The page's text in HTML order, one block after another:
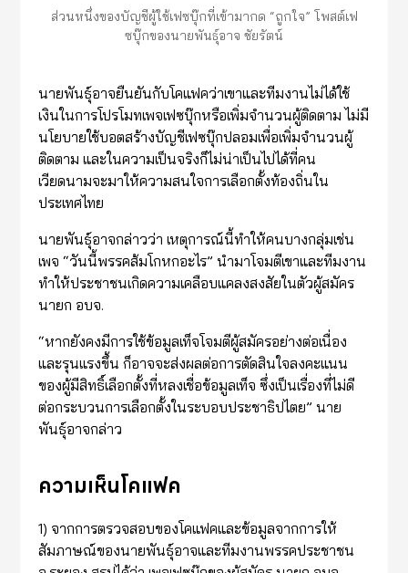
ส่วนหนึ่งของบัญชีผู้ใช้เฟซบุ๊กที่เข้ามากด “ถูกใจ” โพสต์เฟ
ซบุ๊กของนายพันธุ์อาจ ชัยรัตน์
นายพันธุ์อาจยืนยันกับโคแฟคว่าเขาและทีมงานไม่ได้ใช้
เงินในการโปรโมทเพจเฟซบุ๊กหรือเพิ่มจำนวนผู้ติดตาม ไม่มี
นโยบายใช้บอตสร้างบัญชีเฟซบุ๊กปลอมเพื่อเพิ่มจำนวนผู้
ติดตาม และในความเป็นจริงก็ไม่น่าเป็นไปได้ที่คน
เวียดนามจะมาให้ความสนใจการเลือกตั้งท้องถิ่นใน
ประเทศไทย
นายพันธุ์อาจกล่าวว่า เหตุการณ์นี้ทำให้คนบางกลุ่มเช่น
เพจ “วันนี้พรรคส้มโกหกอะไร” นำมาโจมตีเขาและทีมงาน
ทำให้ประชาชนเกิดความเคลือบแคลงสงสัยในตัวผู้สมัคร
นายก อบจ.
“หากยังคงมีการใช้ข้อมูลเท็จโจมตีผู้สมัครอย่างต่อเนื่อง
และรุนแรงขึ้น ก็อาจจะส่งผลต่อการตัดสินใจลงคะแนน
ของผู้มีสิทธิ์เลือกตั้งที่หลงเชื่อข้อมูลเท็จ ซึ่งเป็นเรื่องที่ไม่ดี
ต่อกระบวนการเลือกตั้งในระบอบประชาธิปไตย” นาย
พันธุ์อาจกล่าว
ความเห็นโคแฟค
1) จากการตรวจสอบของโคแฟคและข้อมูลจากการให้
สัมภาษณ์ของนายพันธุ์อาจและทีมงานพรรคประชาชน